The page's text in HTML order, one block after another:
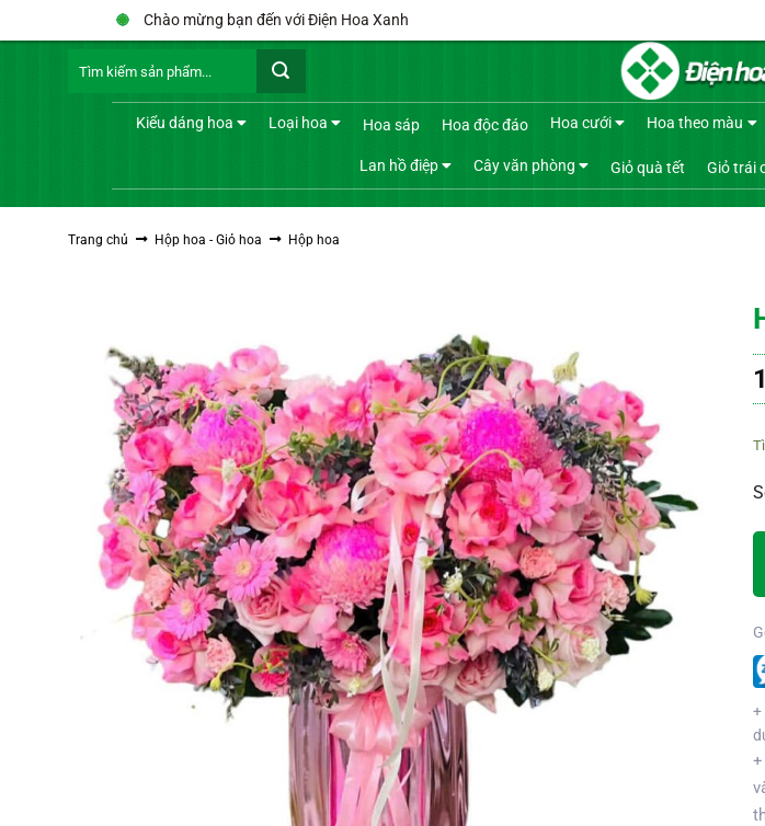
qua
Chào mừng bạn đến với Điện Hoa Xanh
kiếm:
Kiểu dáng hoa Loại hoa Hoa sáp Hoa độc đáo Hoa cưới Hoa theo màu
Lan hồ điệp Cây văn phòng Giỏ quà tết Giỏ trái
Trang chủ Hộp hoa - Giỏ hoa Hộp hoa
+